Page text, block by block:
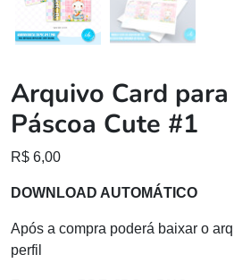
Arquivo Card
Páscoa Cute #1
R$ 6,00
DOWNLOAD AUTOMÁTICO
Após a compra poderá baixar o
perfil